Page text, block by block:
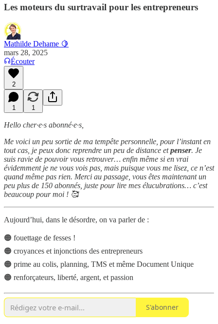
Les moteurs du surtravail pour les entrepreneurs
Mathilde Dehame 🍋
mars 28, 2025
Écouter
2
1 1
Hello cher·e·s abonné·e·s,
Me voici un peu sortie de ma tempête personnelle, pour l’instant en
tout cas, je peux donc reprendre un peu de distance etpenser. Je
suis ravie de pouvoir vous retrouver… enfin même si en vrai
évidemment je ne vous vois pas, mais puisque vous me lisez, ce n’est
quand même pas rien. Merci au passage, vous êtes maintenant un
peu plus de 150 abonnés, juste pour lire mes élucubrations… c’est
beaucoup pour moi ! 🥰
Aujourd’hui, dans le désordre, on va parler de :
🟠 fouettage de fesses !
🟠 croyances et injonctions des entrepreneurs
🟠 prime au colis, planning, TMS et même Document Unique
🟠 renforçateurs, liberté, argent, et passion
S'abonner